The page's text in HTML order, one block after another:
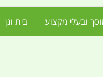
ובעלי מקצוע בית וגן